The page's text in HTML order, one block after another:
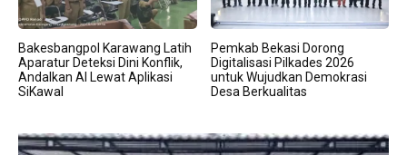
Bakesbangpol Karawang Latih
Aparatur Deteksi Dini Konflik,
Andalkan AI Lewat Aplikasi
SiKawal
Pemkab Bekasi Dorong
Digitalisasi Pilkades 2026
untuk Wujudkan Demokrasi
Desa Berkualitas